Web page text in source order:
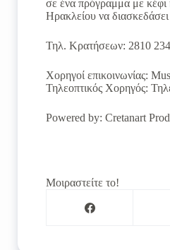
σε ένα πρόγραμμα με κέφι
Ηρακλείου να διασκεδάσει
Τηλ. Κρατήσεων: 2810
Χορηγοί επικοινωνίας:
Τηλεοπτικός Χορηγός:
Powered by: Cretanart
Μοιραστείτε το!